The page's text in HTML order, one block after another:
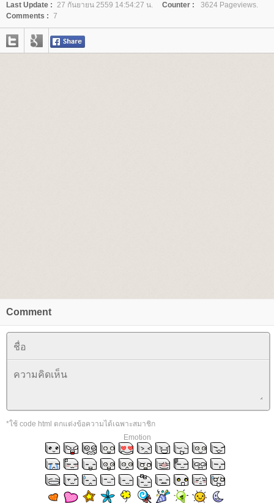
Last Update : 27 กันยายน 2559 14:54:27 น. Counter :
3624 Pageviews.
Comments : 7
Comment
*ใช้ code html ตกแต่งข้อความได้เฉพาะสมาชิก
Emotion